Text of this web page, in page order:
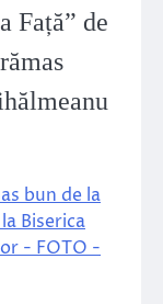
Față” de
bun de la
Biserica
- FOTO -